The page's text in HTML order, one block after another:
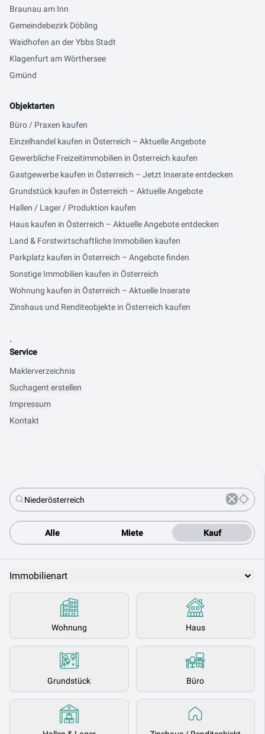
Alle Miete Kauf
Immobilienart
Wohnung Haus
Grundstück Büro
Braunau am Inn
Gemeindebezirk Döbling
Waidhofen an der Ybbs Stadt
Klagenfurt am Wörthersee
Gmünd
Objektarten
Büro / Praxen kaufen
Einzelhandel kaufen in Österreich – Aktuelle Angebote
Gewerbliche Freizeitimmobilien in Österreich kaufen
Gastgewerbe kaufen in Österreich – Jetzt Inserate entdecken
Grundstück kaufen in Österreich – Aktuelle Angebote
Hallen / Lager / Produktion kaufen
Haus kaufen in Österreich – Aktuelle Angebote entdecken
Land & Forstwirtschaftliche Immobilien kaufen
Parkplatz kaufen in Österreich – Angebote finden
Sonstige Immobilien kaufen in Österreich
Wohnung kaufen in Österreich – Aktuelle Inserate
Zinshaus und Renditeobjekte in Österreich kaufen
.
Service
Maklerverzeichnis
Suchagent erstellen
Impressum
Kontakt